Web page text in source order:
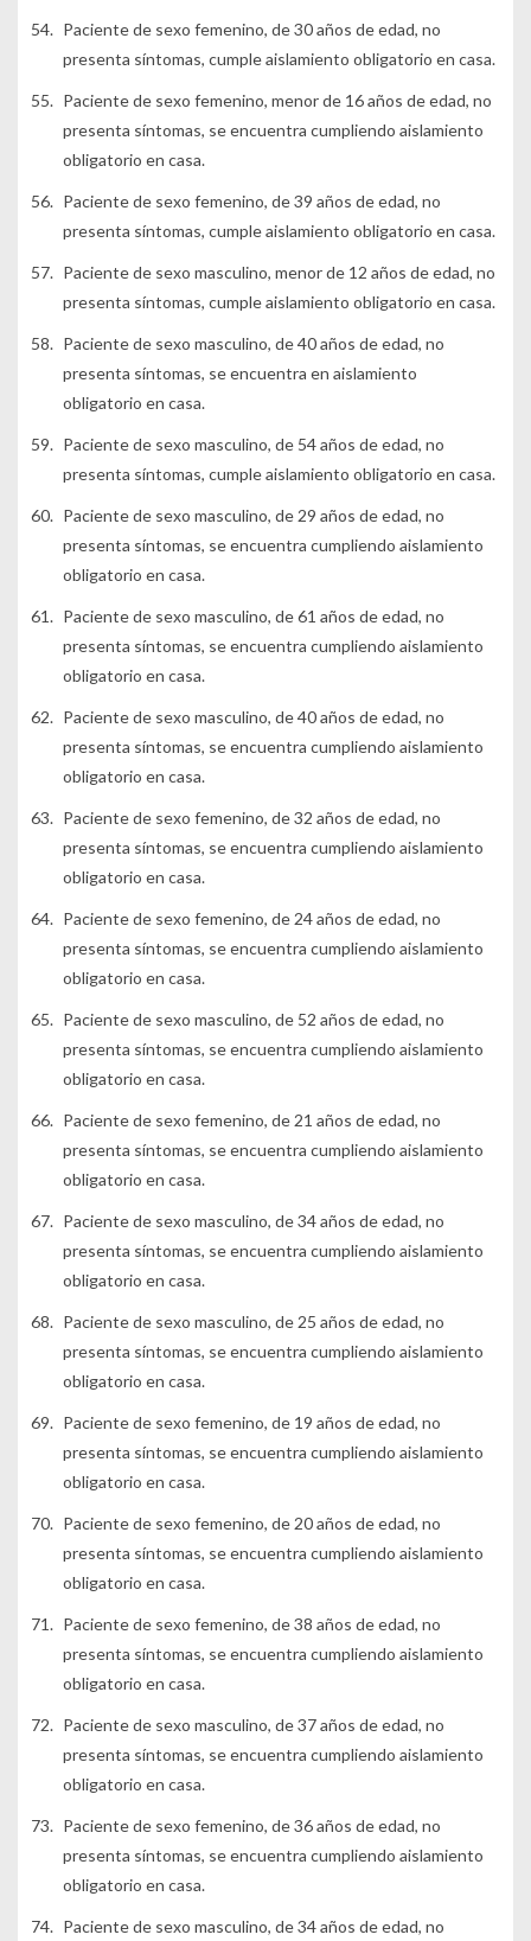
Paciente de sexo femenino, de 30 años de edad, no
presenta síntomas, cumple aislamiento obligatorio en casa.
Paciente de sexo femenino, menor de 16 años de edad, no
presenta síntomas, se encuentra cumpliendo aislamiento
obligatorio en casa.
Paciente de sexo femenino, de 39 años de edad, no
presenta síntomas, cumple aislamiento obligatorio en casa.
Paciente de sexo masculino, menor de 12 años de edad, no
presenta síntomas, cumple aislamiento obligatorio en casa.
Paciente de sexo masculino, de 40 años de edad, no
presenta síntomas, se encuentra en aislamiento
obligatorio en casa.
Paciente de sexo masculino, de 54 años de edad, no
presenta síntomas, cumple aislamiento obligatorio en casa.
Paciente de sexo masculino, de 29 años de edad, no
presenta síntomas, se encuentra cumpliendo aislamiento
obligatorio en casa.
Paciente de sexo masculino, de 61 años de edad, no
presenta síntomas, se encuentra cumpliendo aislamiento
obligatorio en casa.
Paciente de sexo masculino, de 40 años de edad, no
presenta síntomas, se encuentra cumpliendo aislamiento
obligatorio en casa.
Paciente de sexo femenino, de 32 años de edad, no
presenta síntomas, se encuentra cumpliendo aislamiento
obligatorio en casa.
Paciente de sexo femenino, de 24 años de edad, no
presenta síntomas, se encuentra cumpliendo aislamiento
obligatorio en casa.
Paciente de sexo masculino, de 52 años de edad, no
presenta síntomas, se encuentra cumpliendo aislamiento
obligatorio en casa.
Paciente de sexo femenino, de 21 años de edad, no
presenta síntomas, se encuentra cumpliendo aislamiento
obligatorio en casa.
Paciente de sexo masculino, de 34 años de edad, no
presenta síntomas, se encuentra cumpliendo aislamiento
obligatorio en casa.
Paciente de sexo masculino, de 25 años de edad, no
presenta síntomas, se encuentra cumpliendo aislamiento
obligatorio en casa.
Paciente de sexo femenino, de 19 años de edad, no
presenta síntomas, se encuentra cumpliendo aislamiento
obligatorio en casa.
Paciente de sexo femenino, de 20 años de edad, no
presenta síntomas, se encuentra cumpliendo aislamiento
obligatorio en casa.
Paciente de sexo femenino, de 38 años de edad, no
presenta síntomas, se encuentra cumpliendo aislamiento
obligatorio en casa.
Paciente de sexo masculino, de 37 años de edad, no
presenta síntomas, se encuentra cumpliendo aislamiento
obligatorio en casa.
Paciente de sexo femenino, de 36 años de edad, no
presenta síntomas, se encuentra cumpliendo aislamiento
obligatorio en casa.
Paciente de sexo masculino, de 34 años de edad, no